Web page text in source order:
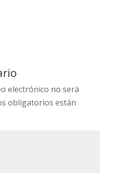
electrónico no será
obligatorios están